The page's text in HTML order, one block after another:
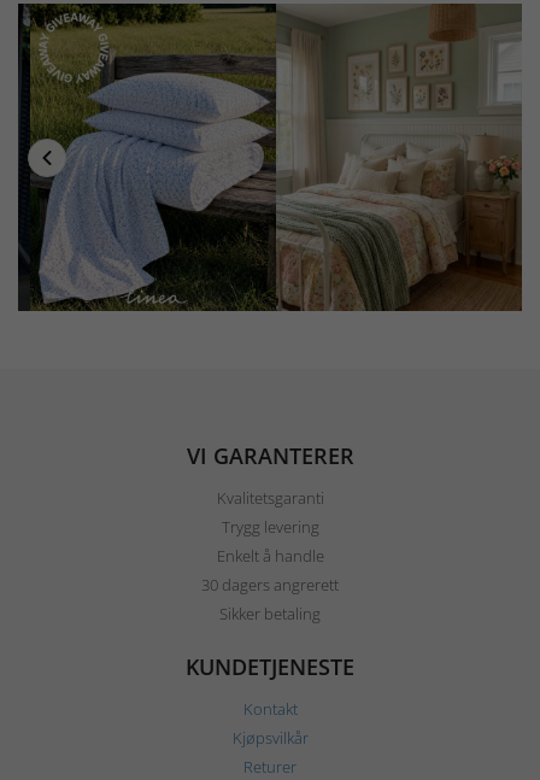
VI GARANTERER
Kvalitetsgaranti
Trygg levering
Enkelt å handle
30 dagers angrerett
Sikker betaling
KUNDETJENESTE
Kontakt
Kjøpsvilkår
Returer